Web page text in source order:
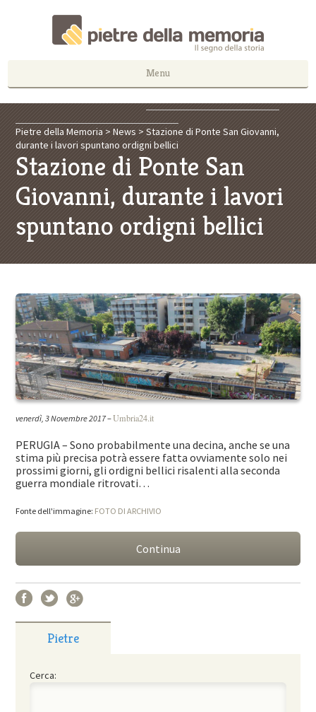
Menu
Pietre della Memoria >News >Stazione di Ponte San Giovanni,
durante i lavori spuntano ordigni bellici
Stazione di Ponte San
Giovanni, durante i lavori
spuntano ordigni bellici
venerdì, 3 Novembre 2017–Umbria24.it
PERUGIA – Sono probabilmente una decina, anche se una
stima più precisa potrà essere fatta ovviamente solo nei
prossimi giorni, gli ordigni bellici risalenti alla seconda
guerra mondiale ritrovati…
Fonte dell'immagine: FOTO DI ARCHIVIO
Continua
Pietre
Cerca: